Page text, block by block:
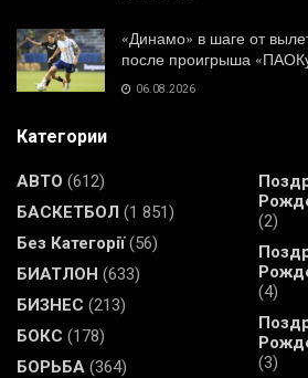
«Динамо» в шаге от
после проигрыша
06.08.2026
Категории
АВТО (612)
БАСКЕТБОЛ (1 851)
Без Категорії(56)
БИАТЛОН (633)
БИЗНЕС (213)
БОКС (178)
БОРЬБА (364)
(2)
(4)
(3)